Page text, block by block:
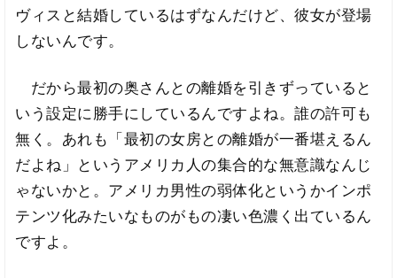
ヴィスと結婚しているはずなんだけど、彼女が登場
しないんです。
だから最初の奥さんとの離婚を引きずっていると
いう設定に勝手にしているんですよね。誰の許可も
無く。あれも「最初の女房との離婚が一番堪えるん
だよね」というアメリカ人の集合的な無意識なんじ
ゃないかと。アメリカ男性の弱体化というかインポ
テンツ化みたいなものがもの凄い色濃く出ているん
ですよ。